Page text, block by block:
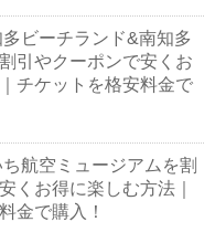
多ビーチランド&南知多
引やクーポンで安くお
チケットを格安料金で
ち航空ミュージアムを割
くお得に楽しむ方法｜
金で購入！